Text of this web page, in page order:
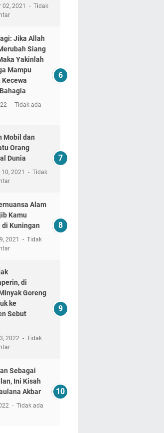
02, 2021
Tidak
Jika Allah
Siang
Yakinlah
Mampu
Kecewa
Tidak ada
Mobil dan
Orang
Dunia
2021
Tidak
Alam
Kamu
di Kuningan
2021
Tidak
di
Goreng
ke
Sebut
2022
Tidak
Sebagai
Ini Kisah
Akbar
Tidak ada